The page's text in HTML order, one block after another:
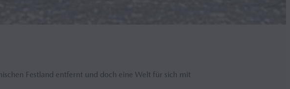
Festland entfernt und doch eine Welt für sich mit